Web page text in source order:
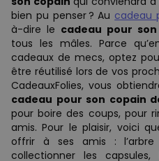
bien pu penser ? Au cadeau
à-dire le cadeau pour
tous les mâles. Parce
cadeaux de mecs, optez
être réutilisé lors de vos
CadeauxFolies, vous
cadeau pour son copain
pour boire des coups, pour
amis. Pour le plaisir, voici
offrir à ses amis :
collectionner les